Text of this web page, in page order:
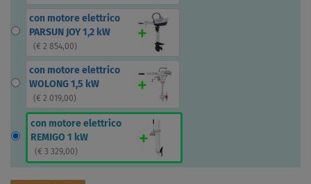
con motore elettrico
PARSUN JOY 1,2 kW
( € 2 854,00)
con motore elettrico
WOLONG 1,5 kW
( € 2 019,00)
con motore elettrico
REMIGO 1 kW
( € 3 329,00)